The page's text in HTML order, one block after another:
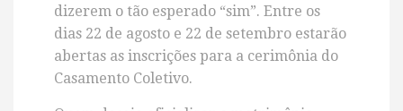
dizerem o tão esperado “sim”. Entre os
dias 22 de agosto e 22 de setembro estarão
abertas as inscrições para a cerimônia do
Casamento Coletivo.